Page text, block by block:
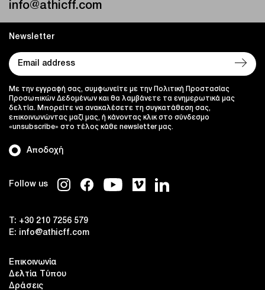
info@athicff.com
Follow us
T: +30 210 7256 579
E:
info@athicff.com
Επικοινωνία
Δελτία Τύπου
Δράσεις
Newsletter
Αποδοχή
Με την εγγραφή σας, συμφωνείτε με την Πολιτική Προστασίας
Προσωπικών Δεδομένων και θα λαμβάνετε τα ενημερωτικά μας
δελτία. Μπορείτε να ανακαλέσετε τη συγκατάθεση σας,
επικοινωνώντας μαζί μας, ή κάνοντας κλικ στο σύνδεσμο
«unsubscribe» στο τέλος κάθε newsletter μας.